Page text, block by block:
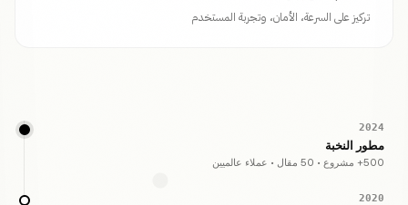
تركيز على السرعة، الأمان، وتجربة المستخدم
2024
مطور النخبة
500+ مشروع • 50 مقال • عملاء عالميين
2020